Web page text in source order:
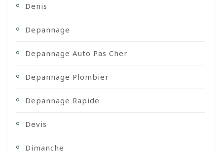
Denis
Depannage
Depannage Auto Pas Cher
Depannage Plombier
Depannage Rapide
Devis
Dimanche